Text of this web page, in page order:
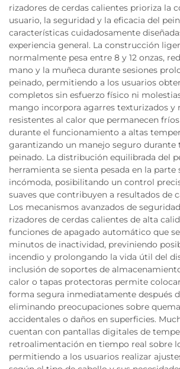
rizadores de cerdas calientes prioriza la
usuario, la seguridad y la eficacia del
características cuidadosamente
experiencia general. La construcción
normalmente pesa entre 8 y 12 onzas,
mano y la muñeca durante sesiones
peinado, permitiendo a los usuarios
completos sin esfuerzo físico ni
mango incorpora agarres texturizados y
resistentes al calor que permanecen
durante el funcionamiento a altas
garantizando un manejo seguro durante
peinado. La distribución equilibrada del
herramienta se sienta pesada en la parte
incómoda, posibilitando un control
suaves que contribuyen a resultados de
Los mecanismos avanzados de
rizadores de cerdas calientes de alta
funciones de apagado automático que
minutos de inactividad, previniendo
incendio y prolongando la vida útil del
inclusión de soportes de
calor o tapas protectoras permite
forma segura inmediatamente después
eliminando preocupaciones sobre
accidentales o daños en superficies.
cuentan con pantallas digitales de
retroalimentación en tiempo real sobre
permitiendo a los usuarios realizar